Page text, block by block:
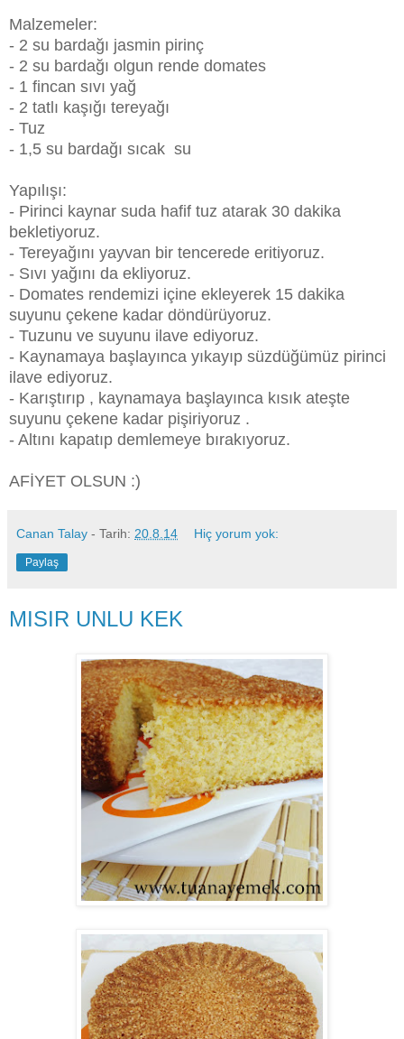
Malzemeler:
- 2 su bardağı jasmin pirinç
- 2 su bardağı olgun rende domates
- 1 fincan sıvı yağ
- 2 tatlı kaşığı tereyağı
- Tuz
- 1,5 su bardağı sıcak su
Yapılışı:
- Pirinci kaynar suda hafif tuz atarak 30 dakika
bekletiyoruz.
- Tereyağını yayvan bir tencerede eritiyoruz.
- Sıvı yağını da ekliyoruz.
- Domates rendemizi içine ekleyerek 15 dakika
suyunu çekene kadar döndürüyoruz.
- Tuzunu ve suyunu ilave ediyoruz.
- Kaynamaya başlayınca yıkayıp süzdüğümüz pirinci
ilave ediyoruz.
- Karıştırıp , kaynamaya başlayınca kısık ateşte
suyunu çekene kadar pişiriyoruz .
- Altını kapatıp demlemeye bırakıyoruz.
AFİYET OLSUN :)
Canan Talay - Tarih: 20.8.14 Hiç yorum yok:
Paylaş
MISIR UNLU KEK